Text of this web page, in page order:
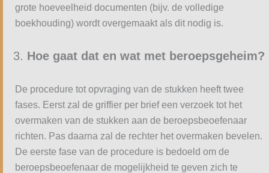
grote hoeveelheid documenten (bijv. de volledige
boekhouding) wordt overgemaakt als dit nodig is.
Hoe gaat dat en wat met beroepsgeheim?
De procedure tot opvraging van de stukken heeft twee
fases. Eerst zal de griffier per brief een verzoek tot het
overmaken van de stukken aan de beroepsbeoefenaar
richten. Pas daarna zal de rechter het overmaken bevelen.
De eerste fase van de procedure is bedoeld om de
beroepsbeoefenaar de mogelijkheid te geven zich te